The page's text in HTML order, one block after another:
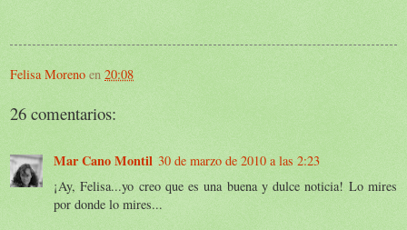
Felisa Moreno en 20:08
26 comentarios:
Mar Cano Montil 30 de marzo de 2010 a las 2:23
¡Ay, Felisa...yo creo que es una buena y dulce noticia! Lo mires
por donde lo mires...